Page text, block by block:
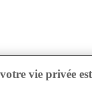
vie privée